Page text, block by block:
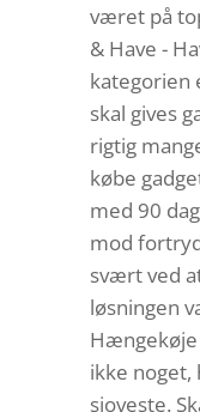
været på
& Have -
kategorien
skal gives
rigtig
købe
med 90
mod
svært ved
løsningen
Hængekøje
ikke noget,
sjoveste.